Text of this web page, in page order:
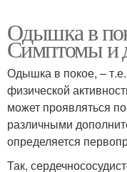
Одышка в
Симптомы и
Одышка в покое, –
физической
может проявляться
различными
определяется
Так,